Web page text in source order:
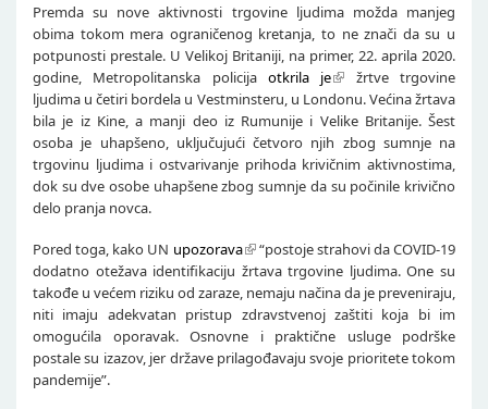
Premda su nove aktivnosti trgovine ljudima možda manjeg
obima tokom mera ograničenog kretanja, to ne znači da su u
potpunosti prestale. U Velikoj Britaniji, na primer, 22. aprila 2020.
godine, Metropolitanska policija otkrila je
žrtve trgovine
ljudima u četiri bordela u Vestminsteru, u Londonu. Većina žrtava
bila je iz Kine, a manji deo iz Rumunije i Velike Britanije. Šest
osoba je uhapšeno, uključujući četvoro njih zbog sumnje na
trgovinu ljudima i ostvarivanje prihoda krivičnim aktivnostima,
dok su dve osobe uhapšene zbog sumnje da su počinile krivično
delo pranja novca.
Pored toga, kako UN upozorava
“postoje strahovi da COVID-19
dodatno otežava identifikaciju žrtava trgovine ljudima. One su
takođe u većem riziku od zaraze, nemaju načina da je preveniraju,
niti imaju adekvatan pristup zdravstvenoj zaštiti koja bi im
omogućila oporavak. Osnovne i praktične usluge podrške
postale su izazov, jer države prilagođavaju svoje prioritete tokom
pandemije”.